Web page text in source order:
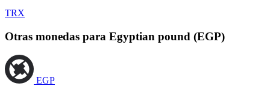
TRX
Otras monedas para Egyptian pound (EGP)
EGP